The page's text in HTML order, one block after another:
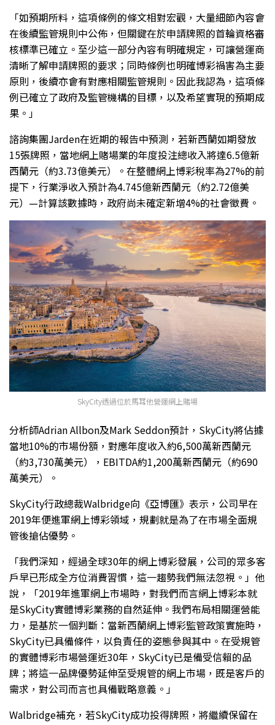
「如預期所料，這項條例的條文相對宏觀，大量細節內容會
在後續監管規則中公佈，但關鍵在於申請牌照的首輪資格審
核標準已確立。至少這一部分內容有明確規定，可讓營運商
清晰了解申請牌照的要求；同時條例也明確博彩禍害為主要
原則，後續亦會有對應相關監管規則。因此我認為，這項條
例已確立了政府及監管機構的目標，以及希望實現的預期成
果。」
諮詢集團Jarden在近期的報告中預測，若新西蘭如期發放
15張牌照，當地網上賭場業的年度投注總收入將達6.5億新
西蘭元（約3.73億美元）。在整體網上博彩稅率為27%的前
提下，行業淨收入預計為4.745億新西蘭元（約2.72億美
元）—計算該數據時，政府尚未確定新增4%的社會徵費。
SkyCity透過位於馬耳他營運網上賭場
分析師Adrian Allbon及Mark Seddon預計，SkyCity將佔據
當地10%的市場份額，對應年度收入約6,500萬新西蘭元
（約3,730萬美元），EBITDA約1,200萬新西蘭元（約690
萬美元）。
SkyCity行政總裁Walbridge向《亞博匯》表示，公司早在
2019年便進軍網上博彩領域，規劃就是為了在市場全面規
管後搶佔優勢。
「我們深知，經過全球30年的網上博彩發展，公司的眾多客
戶早已形成全方位消費習慣，這一趨勢我們無法忽視。」他
說，「2019年進軍網上市場時，對我們而言網上博彩本就
是SkyCity實體博彩業務的自然延伸。我們布局相關運營能
力，是基於一個判斷：當新西蘭網上博彩監管政策實施時，
SkyCity已具備條件，以負責任的姿態參與其中。在受規管
的實體博彩市場營運近30年，SkyCity已是備受信賴的品
牌；將這一品牌優勢延伸至受規管的網上市場，既是客戶的
需求，對公司而言也具備戰略意義。」
Walbridge補充，若SkyCity成功投得牌照，將繼續保留在